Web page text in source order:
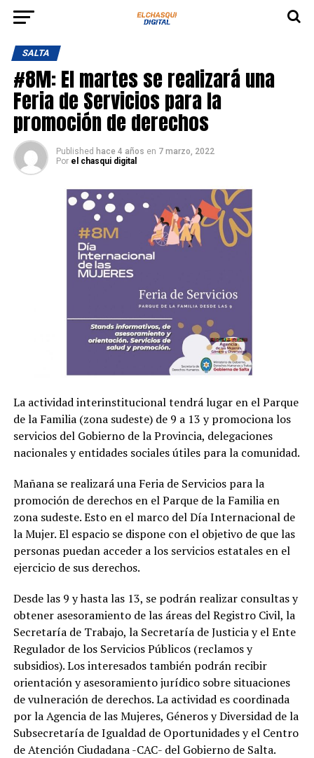
SALTA
#8M: El martes se realizará una
Feria de Servicios para la
promoción de derechos
Published hace 4 años en 7 marzo, 2022
Por el chasqui digital
La actividad interinstitucional tendrá lugar en el Parque
de la Familia (zona sudeste) de 9 a 13 y promociona los
servicios del Gobierno de la Provincia, delegaciones
nacionales y entidades sociales útiles para la comunidad.
Mañana se realizará una Feria de Servicios para la
promoción de derechos en el Parque de la Familia en
zona sudeste. Esto en el marco del Día Internacional de
la Mujer. El espacio se dispone con el objetivo de que las
personas puedan acceder a los servicios estatales en el
ejercicio de sus derechos.
Desde las 9 y hasta las 13, se podrán realizar consultas y
obtener asesoramiento de las áreas del Registro Civil, la
Secretaría de Trabajo, la Secretaría de Justicia y el Ente
Regulador de los Servicios Públicos (reclamos y
subsidios). Los interesados también podrán recibir
orientación y asesoramiento jurídico sobre situaciones
de vulneración de derechos. La actividad es coordinada
por la Agencia de las Mujeres, Géneros y Diversidad de la
Subsecretaría de Igualdad de Oportunidades y el Centro
de Atención Ciudadana -CAC- del Gobierno de Salta.